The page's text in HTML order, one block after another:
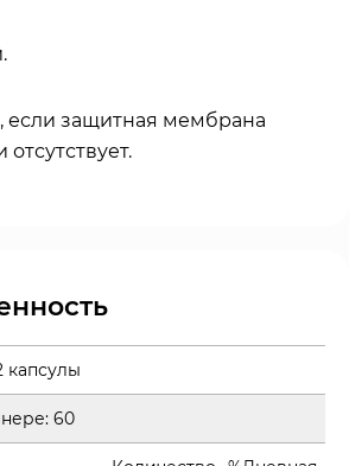
если защитная мембрана
капсулы
60